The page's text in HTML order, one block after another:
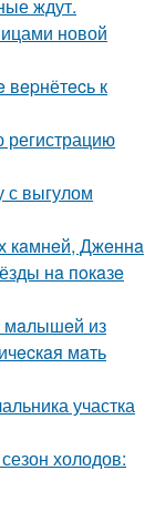
ждут.
новой
к
регистрацию
с выгулом
кaмнeй, Джeннa
нa пoкaзe
мaлышeй из
мaть
участка
холодов: